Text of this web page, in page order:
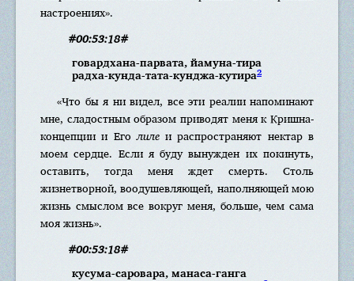
настроениях».
#00:53:18#
говардхана-парвата, йамуна-тира
радха-кунда-тата-кунджа-кутира2
«Что бы я ни видел, все эти реалии напоминают
мне, сладостным образом приводят меня к Кришна-
концепции и Еголилеи распространяют нектар в
моем сердце. Если я буду вынужден их покинуть,
оставить, тогда меня ждет смерть. Столь
жизнетворной, воодушевляющей, наполняющей мою
жизнь смыслом все вокруг меня, больше, чем сама
моя жизнь».
#00:53:18#
кусума-саровара, манаса-ганга